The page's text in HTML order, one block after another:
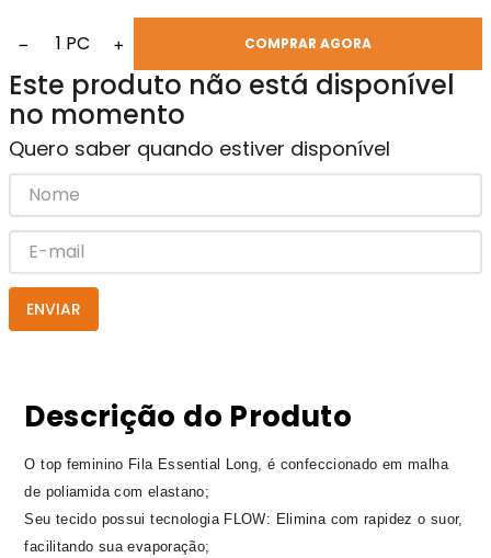
− 1 PC + COMPRAR AGORA
Este produto não está disponível
no momento
Quero saber quando estiver disponível
ENVIAR
Descrição do Produto
O top feminino Fila Essential Long, é confeccionado em malha
de poliamida com elastano;
Seu tecido possui tecnologia FLOW: Elimina com rapidez o suor,
facilitando sua evaporação;